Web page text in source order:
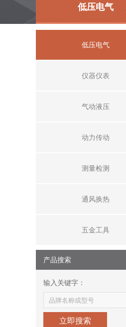
低压电气
低压电气
仪器仪表
气动液压
动力传动
测量检测
通风换热
五金工具
产品搜索
输入关键字：
立即搜索